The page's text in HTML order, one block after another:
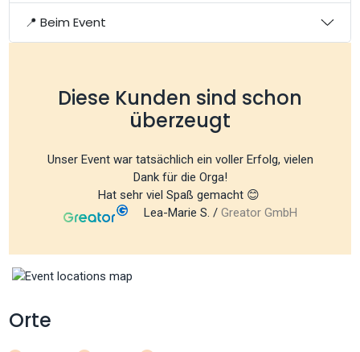
📍 Beim Event
Diese Kunden sind schon
überzeugt
Unser Event war tatsächlich ein voller Erfolg, vielen
Dank für die Orga!
Hat sehr viel Spaß gemacht 😊
Lea-Marie S. / Greator GmbH
Orte